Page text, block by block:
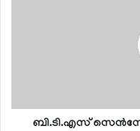
ബി.ടി.എസ്